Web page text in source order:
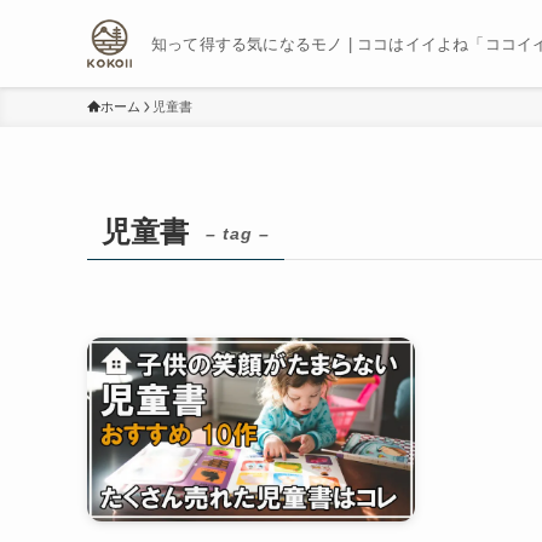
知って得する気になるモノ | ココはイイよね「ココイ
ホーム 児童書
児童書 – tag –